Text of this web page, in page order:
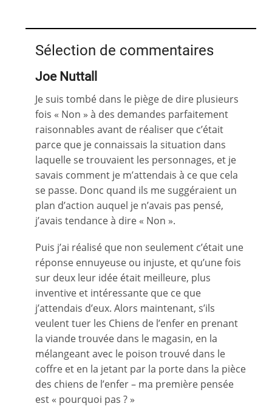
Sélection de commentaires
Joe Nuttall
Je suis tombé dans le piège de dire plusieurs
fois « Non » à des demandes parfaitement
raisonnables avant de réaliser que c’était
parce que je connaissais la situation dans
laquelle se trouvaient les personnages, et je
savais comment je m’attendais à ce que cela
se passe. Donc quand ils me suggéraient un
plan d’action auquel je n’avais pas pensé,
j’avais tendance à dire « Non ».
Puis j’ai réalisé que non seulement c’était une
réponse ennuyeuse ou injuste, et qu’une fois
sur deux leur idée était meilleure, plus
inventive et intéressante que ce que
j’attendais d’eux. Alors maintenant, s’ils
veulent tuer les Chiens de l’enfer en prenant
la viande trouvée dans le magasin, en la
mélangeant avec le poison trouvé dans le
coffre et en la jetant par la porte dans la pièce
des chiens de l’enfer – ma première pensée
est « pourquoi pas ? »